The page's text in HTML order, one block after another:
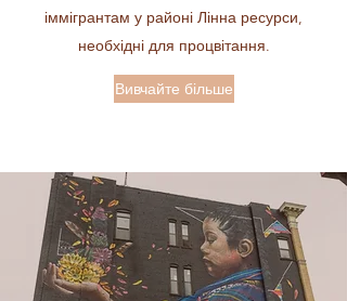
іммігрантам у районі Лінна ресурси,
необхідні для процвітання.
Вивчайте більше